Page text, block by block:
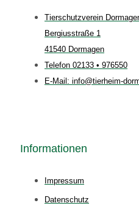
Tierschutzverein
Bergiusstraße 1
41540 Dormagen
Telefon 02133 • 976550
E-Mail: info@tierheim-
Informationen
Impressum
Datenschutz